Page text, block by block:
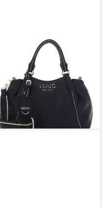
Schultertasche ECS Tote
UVP 159,00 €
-26%
lieferbar - in 2-3 Werktagen bei dir